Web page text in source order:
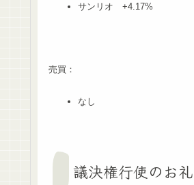
サンリオ +4.17%
売買：
なし
議決権行使のお礼